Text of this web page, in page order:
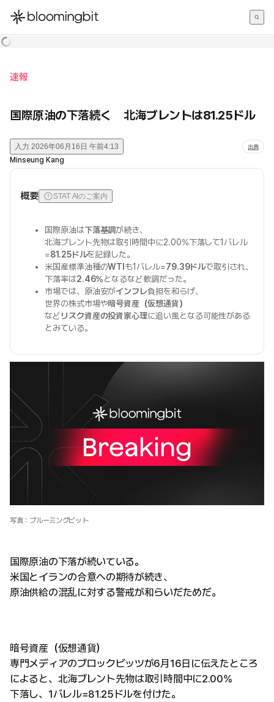
한국어
速報
国際原油の下落続く 北海ブレントは81.25ドル
入力 2026年06月16日 午前4:13 出典
Minseung Kang
概要 STAT AIのご案内
国際原油は下落基調が続き、
北海ブレント先物は取引時間中に2.00%下落して1バレル
=81.25ドルを記録した。
米国産標準油種のWTI も1バレル=79.39ドルで取引され、
下落率は2.46%となるなど軟調だった。
市場では、原油安がインフレ負担を和らげ、
世界の株式市場や暗号資産（仮想通貨）
などリスク資産の投資家心理に追い風となる可能性がある
とみている。
写真：ブルーミングビット
国際原油の下落が続いている。
米国とイランの合意への期待が続き、
原油供給の混乱に対する警戒が和らいだためだ。
暗号資産（仮想通貨）
専門メディアのブロックビッツが6月16日に伝えたところ
によると、北海ブレント先物は取引時間中に2.00%
下落し、1バレル=81.25ドルを付けた。